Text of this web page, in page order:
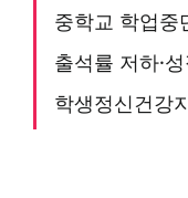
중학교 학업중
출석률 저하·
학생정신건강